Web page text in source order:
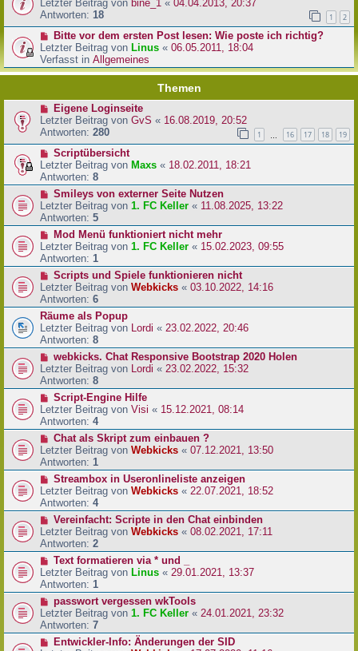
Letzter Beitrag von bine_1 « 04.04.2013, 20:37
Antworten: 18 1 2
Bitte vor dem ersten Post lesen: Wie poste ich richtig?
Letzter Beitrag von Linus « 06.05.2011, 18:04
Verfasst in Allgemeines
Themen
Eigene Loginseite
Letzter Beitrag von GvS « 16.08.2019, 20:52
Antworten: 280 1 16 17 18 19
Scriptübersicht
Letzter Beitrag von Maxs « 18.02.2011, 18:21
Antworten: 8
Smileys von externer Seite Nutzen
Letzter Beitrag von 1. FC Keller « 11.08.2025, 13:22
Antworten: 5
Mod Menü funktioniert nicht mehr
Letzter Beitrag von 1. FC Keller « 15.02.2023, 09:55
Antworten: 1
Scripts und Spiele funktionieren nicht
Letzter Beitrag von Webkicks « 03.10.2022, 14:16
Antworten: 6
Räume als Popup
Letzter Beitrag von
Lordi « 23.02.2022, 20:46
Antworten: 8
webkicks. Chat Responsive Bootstrap 2020 Holen
Letzter Beitrag von
Lordi « 23.02.2022, 15:32
Antworten: 8
Script-Engine Hilfe
Letzter Beitrag von Visi « 15.12.2021, 08:14
Antworten: 4
Chat als Skript zum einbauen ?
Letzter Beitrag von Webkicks « 07.12.2021, 13:50
Antworten: 1
Streambox in Useronlineliste anzeigen
Letzter Beitrag von Webkicks « 22.07.2021, 18:52
Antworten: 4
Vereinfacht: Scripte in den Chat einbinden
Letzter Beitrag von Webkicks « 08.02.2021, 17:11
Antworten: 2
Text formatieren via * und _
Letzter Beitrag von Linus « 29.01.2021, 13:37
Antworten: 1
passwort vergessen wkTools
Letzter Beitrag von 1. FC Keller « 24.01.2021, 23:32
Antworten: 7
Entwickler-Info: Änderungen der SID